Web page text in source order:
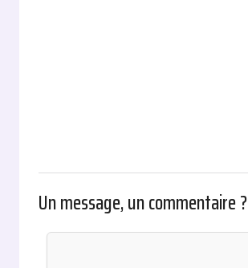
Un message, un commentaire ?